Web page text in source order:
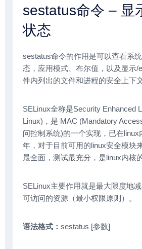
sestatus命令 – 显
状态
sestatus命令的作用是可以查看系
态，应用模式、布尔值，以及显示/
件内列出的文件和进程的安全上下文
SELinux全称是Security Enhanced
Linux)，是 MAC (Mandatory
问控制系统)的一个实现，已在linux
年，对于目前可用的linux安全模块
最全面，测试最充分，是linux内核
SELinux主要作用就是最大限度地
可访问的资源（最小权限原则）。
语法格式： sestatus [参数]